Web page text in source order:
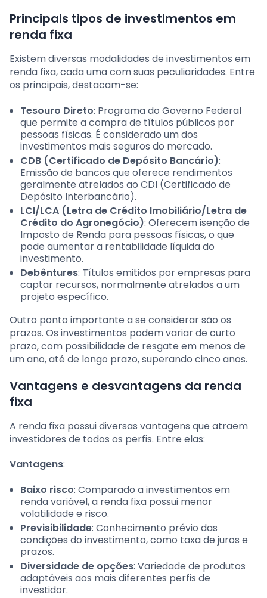
Principais tipos de investimentos em
renda fixa
Existem diversas modalidades de investimentos em
renda fixa, cada uma com suas peculiaridades. Entre
os principais, destacam-se:
Tesouro Direto: Programa do Governo Federal
que permite a compra de títulos públicos por
pessoas físicas. É considerado um dos
investimentos mais seguros do mercado.
CDB (Certificado de Depósito Bancário):
Emissão de bancos que oferece rendimentos
geralmente atrelados ao CDI (Certificado de
Depósito Interbancário).
LCI/LCA (Letra de Crédito Imobiliário/Letra de
Crédito do Agronegócio): Oferecem isenção de
Imposto de Renda para pessoas físicas, o que
pode aumentar a rentabilidade líquida do
investimento.
Debêntures: Títulos emitidos por empresas para
captar recursos, normalmente atrelados a um
projeto específico.
Outro ponto importante a se considerar são os
prazos. Os investimentos podem variar de curto
prazo, com possibilidade de resgate em menos de
um ano, até de longo prazo, superando cinco anos.
Vantagens e desvantagens da renda
fixa
A renda fixa possui diversas vantagens que atraem
investidores de todos os perfis. Entre elas:
Vantagens:
Baixo risco: Comparado a investimentos em
renda variável, a renda fixa possui menor
volatilidade e risco.
Previsibilidade: Conhecimento prévio das
condições do investimento, como taxa de juros e
prazos.
Diversidade de opções: Variedade de produtos
adaptáveis aos mais diferentes perfis de
investidor.